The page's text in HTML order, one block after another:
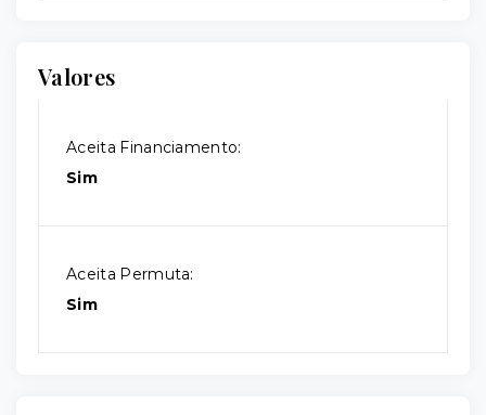
Valores
Aceita Financiamento:
Sim
Aceita Permuta:
Sim